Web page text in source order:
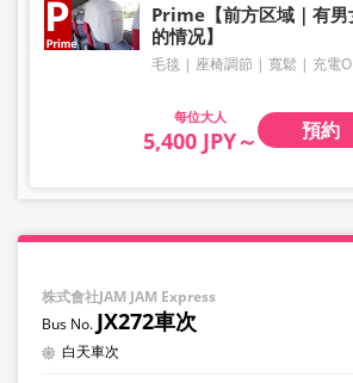
Prime【前方区域｜有男
的情况】
毛毯 座椅調節 寬鬆 充電
大人
5,400 JPY～ 預約
株式會社JAM JAM Express
JX272車次
白天車次